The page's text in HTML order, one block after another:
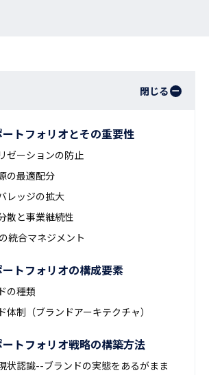
閉じる
トフォリオとその重要性
ゼーションの防止
の最適配分
レッジの拡大
散と事業継続性
統合マネジメント
トフォリオの構成要素
の種類
体制（ブランドアーキテクチャ）
トフォリオ戦略の構築方法
状認識--ブランドの実態をあるがまま